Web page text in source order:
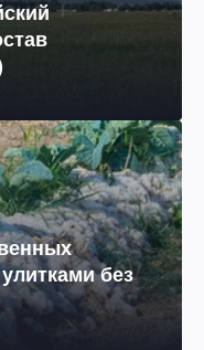
без